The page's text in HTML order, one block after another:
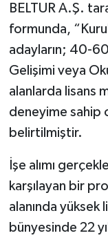
BELTUR A.Ş.
formunda,
adayların; 40-60
Gelişimi veya
alanlarda lisans
deneyime sahip
belirtilmiştir.
İşe alımı
karşılayan bir
alanında yüksek
bünyesinde 22